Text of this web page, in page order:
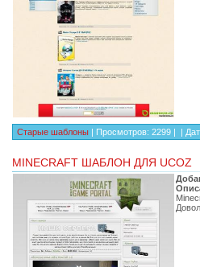
Старые шаблоны | Просмотров: 2299 | |
MINECRAFT ШАБЛОН ДЛЯ UCOZ